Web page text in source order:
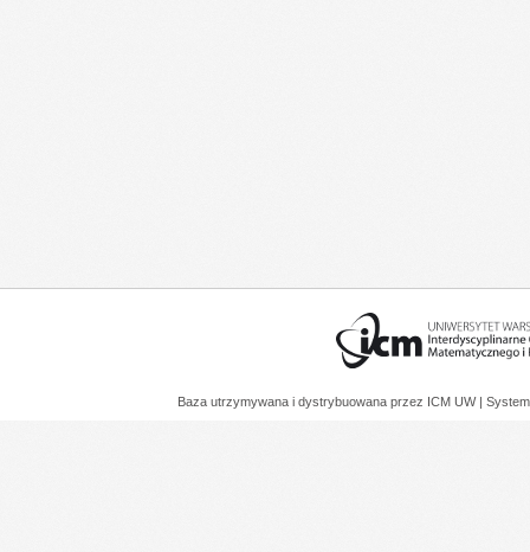
Baza utrzymywana i dystrybuowana przez ICM UW |